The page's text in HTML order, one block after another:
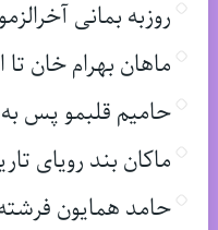
روزبه بمانی
ماهان بهرام خان تا
حامیم قلبمو پس
ماکان بند رویای
حامد همایون